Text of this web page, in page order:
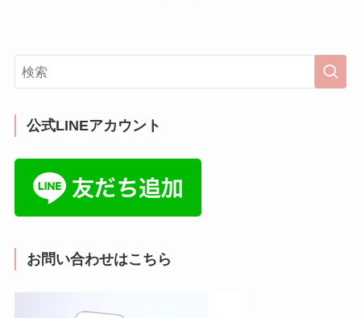
公式LINEアカウント
お問い合わせはこちら